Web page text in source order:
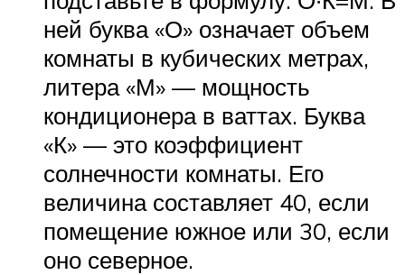
ней буква «О» означает объем
комнаты в кубических метрах,
литера «М» — мощность
кондиционера в ваттах. Буква
«К» — это коэффициент
солнечности комнаты. Его
величина составляет 40, если
помещение южное или 30, если
оно северное.